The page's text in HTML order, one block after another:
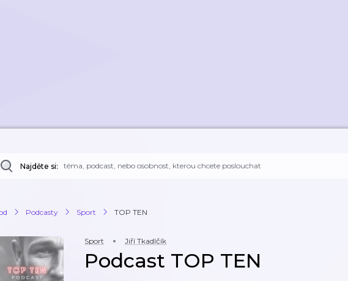
Najděte si:
Podcasty Sport TOP TEN
Sport Jiří Tkadlčík
Podcast TOP TEN